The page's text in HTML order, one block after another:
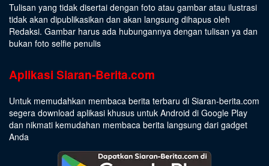
Tulisan yang tidak disertai dengan foto atau gambar atau ilustrasi
tidak akan dipublikasikan dan akan langsung dihapus oleh
Redaksi. Gambar harus ada hubungannya dengan tulisan ya dan
bukan foto selfie penulis
Aplikasi Siaran-Berita.com
Untuk memudahkan membaca berita terbaru di Siaran-berita.com
segera download aplikasi khusus untuk Android di Google Play
dan nikmati kemudahan membaca berita langsung dari gadget
Anda